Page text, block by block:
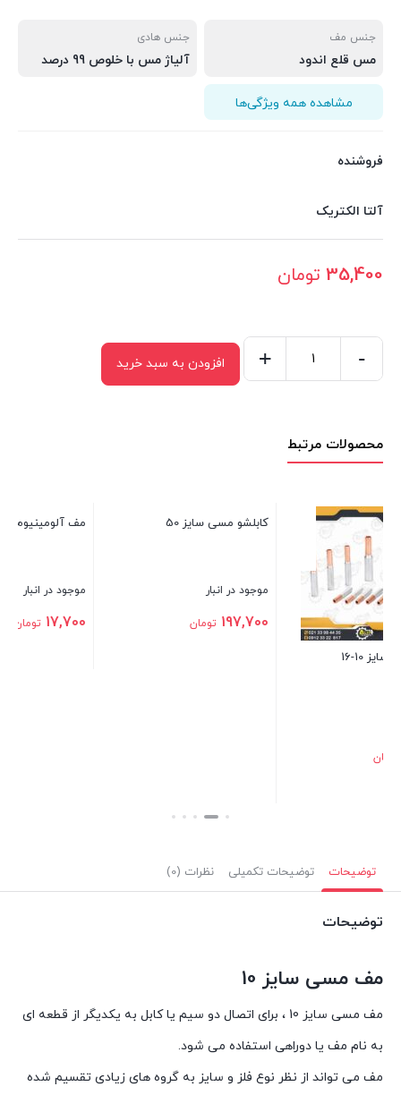
جنس مف
مس قلع اندود
جنس هادی
آلیاژ مس با خلوص 99 درصد
مشاهده همه ویژگی‌ها
فروشنده
آلتا الکتریک
35,400 تومان
10
-
+ افزودن به سبد خرید
محصولات مرتبط
کابلشو مسی سایز 50
موجود در انبار
197,700
مف آلومینیوم سایز 25
توضیحات توضیحات تکمیلی نظرات (0)
توضیحات
مف مسی سایز 10
مف مسی سایز 10 ، برای اتصال دو سیم یا کابل به یکدیگر از قطعه ای
به نام مف یا دوراهی استفاده می شود.
مف می تواند از نظر نوع فلز و سایز به گروه‌ های زیادی تقسیم شده